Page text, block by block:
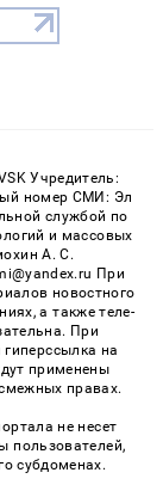
Учредитель:
номер СМИ: Эл
службой по
и массовых
А. С.
При
новостного
а также теле-
При
на
применены
правах.
не несет
пользователей,
субдоменах.